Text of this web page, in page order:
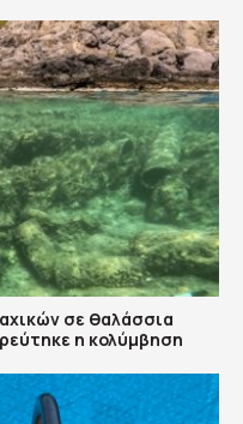
σε θαλάσσια
η κολύμβηση